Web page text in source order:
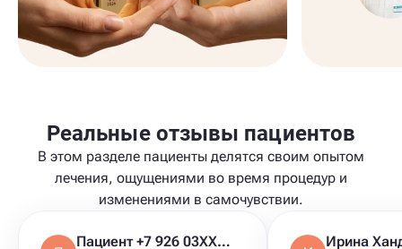
Реальные отзывы пациентов
В этом разделе пациенты делятся своим опытом
лечения, ощущениями во время процедур и
изменениями в самочувствии.
Пациент +7 926 03XXXXX Ирина